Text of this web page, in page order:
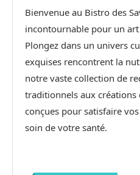
Bienvenue au Bistro des
incontournable pour un
Plongez dans un univers
exquises rencontrent la
notre vaste collection de
traditionnels aux
conçues pour satisfaire
soin de votre santé.